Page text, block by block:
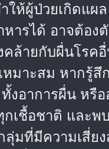
ให้ผู้ป่วยเกิดแ
หารได้ อาจต้อ
ล้ายกับผื่นโรค
มาะสม หากรู้
งอาการผื่น หรื
เชื้อชาติ และ
ลุ่มที่มีความเสี่ย